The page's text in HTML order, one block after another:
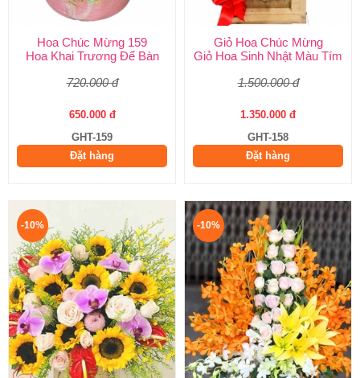
Hoa Chúc Mừng 159
Hoa Khai Trương Để Bàn
720.000 đ
650.000 đ
GHT-159
Đặt hàng
Giỏ Hoa Chúc Mừng
Giỏ Hoa Sinh Nhật Màu Tím
1.500.000 đ
1.350.000 đ
GHT-158
Đặt hàng
-10% -10%